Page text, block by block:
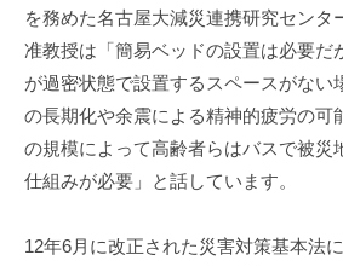
を務めた名古屋大減災連携研究センタ
准教授は「簡易ベッドの設置は必要だ
が過密状態で設置するスペースがない
の長期化や余震による精神的疲労の可
の規模によって高齢者らはバスで被災
仕組みが必要」と話しています。
12年6月に改正された災害対策基本法